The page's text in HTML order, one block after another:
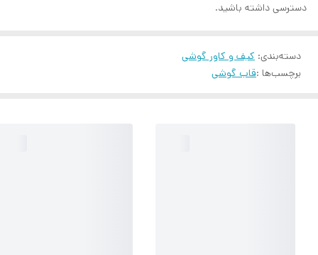
دسترسی داشته باشید.
دسته‌بندی: کیف و کاور گوشی
برچسب‌ها :قاب گوشی